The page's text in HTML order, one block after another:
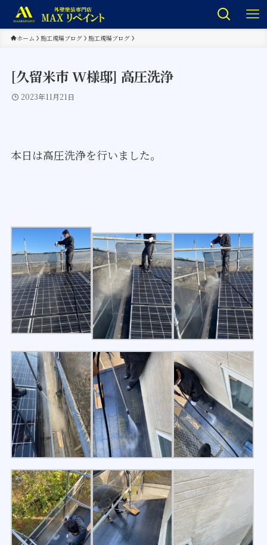
ホーム 施工現場ブログ 施工現場ブログ
[久留米市 W様邸] 高圧洗浄
2023年11月21日
本日は高圧洗浄を行いました。